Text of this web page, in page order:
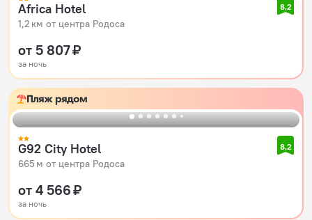
Africa Hotel
1,2 км от центра Родоса
8,2
от 5 807 ₽
за ночь
Пляж рядом
G92 City Hotel
665 м от центра Родоса
8,2
от 4 566 ₽
за ночь